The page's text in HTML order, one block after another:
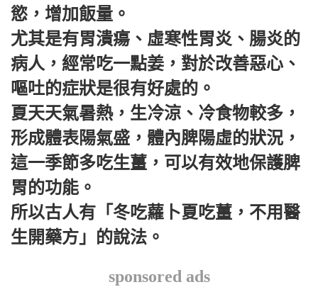
慾，增加飯量。
尤其是有胃潰瘍、虛寒性胃炎、腸炎的
病人，經常吃一點姜，對於改善惡心、
嘔吐的症狀是很有好處的。
夏天天氣暑熱，生冷涼、冷食物較多，
形成體表陽氣盛，體內脾陽虛的狀況，
這一季節多吃生薑，可以有效地保護脾
胃的功能。
所以古人有「冬吃蘿卜夏吃薑，不用醫
生開藥方」的說法。
sponsored ads